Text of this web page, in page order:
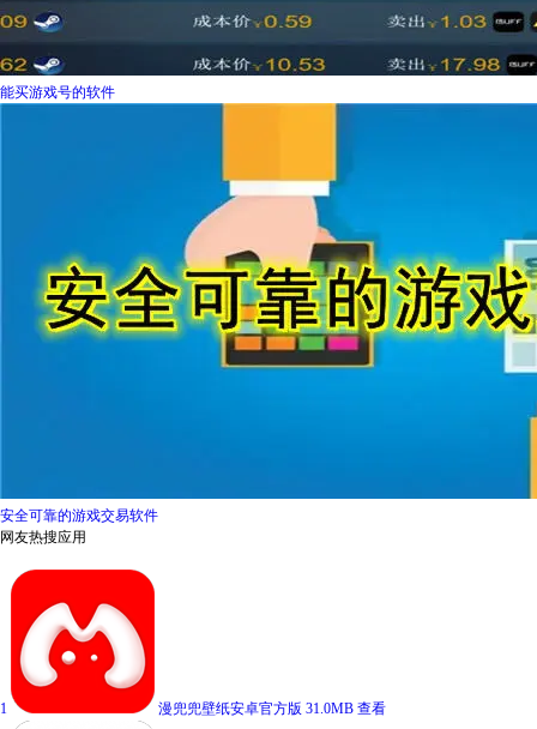
能买游戏号的软件
安全可靠的游戏交易软件
网友热搜应用
1 漫兜兜壁纸安卓官方版 31.0MB 查看